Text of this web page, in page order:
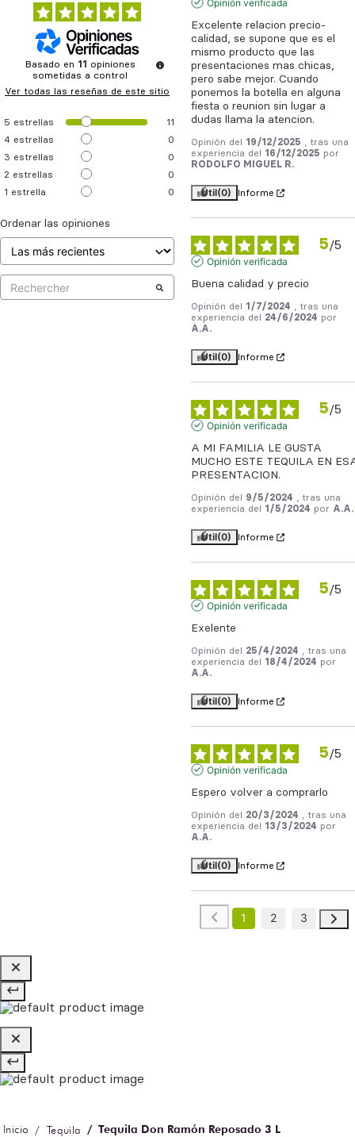
Basado en 11
opiniones
sometidas a control
Ver todas las reseñas de este sitio
5 estrellas
11
4 estrellas
0
3 estrellas
0
2 estrellas
0
1 estrella 0
Ordenar las opiniones
Opinión verificada
Excelente relacion precio-
calidad, se supone que es el
mismo producto que las
presentaciones mas chicas,
pero sabe mejor. Cuando
ponemos la botella en alguna
fiesta o reunion sin lugar a
dudas llama la atencion.
Opinión del 19/12/2025
, tras una
experiencia del
16/12/2025 por
RODOLFO MIGUEL R.
Útil(0) Informe
5/5
Opinión verificada
Buena calidad y precio
Opinión del 1/7/2024
, tras una
experiencia del
24/6/2024 por
A.A.
Útil(0) Informe
5/5
Opinión verificada
A MI FAMILIA LE GUSTA
MUCHO ESTE TEQUILA EN
PRESENTACION.
Opinión del 9/5/2024
, tras una
experiencia del
1/5/2024 por A.A.
Útil(0) Informe
5/5
Opinión verificada
Exelente
Opinión del 25/4/2024
, tras una
experiencia del
18/4/2024 por
A.A.
Útil(0) Informe
5/5
Opinión verificada
Espero volver a comprarlo
Opinión del 20/3/2024
, tras una
experiencia del
13/3/2024 por
A.A.
Útil(0) Informe
1 2 3
Tequila Tequila Don Ramón Reposado 3 L